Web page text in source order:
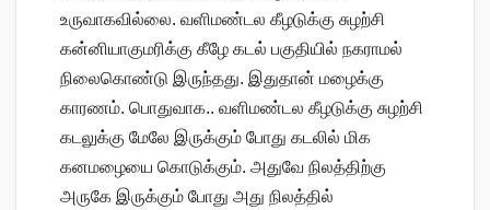
உருவாகவில்லை. வளிமண்டல கீழடுக்கு சுழற்சி
கன்னியாகுமரிக்கு கீழே கடல் பகுதியில் நகராமல்
நிலைகொண்டு இருந்தது. இதுதான் மழைக்கு
காரணம். பொதுவாக.. வளிமண்டல கீழடுக்கு சுழற்சி
கடலுக்கு மேலே இருக்கும் போது கடலில் மிக
கனமழையை கொடுக்கும். அதுவே நிலத்திற்கு
அருகே இருக்கும் போது அது நிலத்தில்